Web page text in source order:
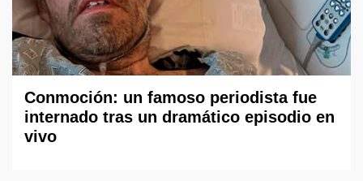
Conmoción: un famoso periodista fue
internado tras un dramático episodio en
vivo